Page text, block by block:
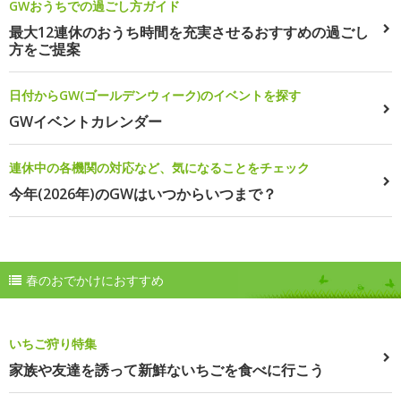
GWおうちでの過ごし方ガイド
最大12連休のおうち時間を充実させるおすすめの過ごし
方をご提案
日付からGW(ゴールデンウィーク)のイベントを探す
GWイベントカレンダー
連休中の各機関の対応など、気になることをチェック
今年(2026年)のGWはいつからいつまで？
春のおでかけにおすすめ
いちご狩り特集
家族や友達を誘って新鮮ないちごを食べに行こう